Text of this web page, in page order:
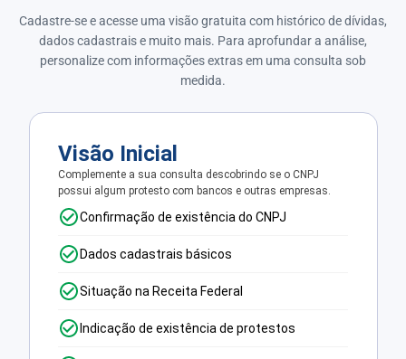
Cadastre-se e acesse uma visão gratuita com histórico de dívidas,
dados cadastrais e muito mais. Para aprofundar a análise,
personalize com informações extras em uma consulta sob
medida.
Visão Inicial
Complemente a sua consulta descobrindo se o CNPJ
possui algum protesto com bancos e outras empresas.
Confirmação de existência do CNPJ
Dados cadastrais básicos
Situação na Receita Federal
Indicação de existência de protestos